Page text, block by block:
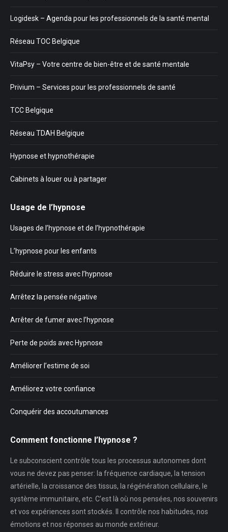
Logidesk – Agenda pour les professionnels de la santé mental
Réseau TOC Belgique
VitaPsy – Votre centre de bien-être et de santé mentale
Privium – Services pour les professionnels de santé
TCC Belgique
Réseau TDAH Belgique
Hypnose et hypnothérapie
Cabinets à louer ou à partager
Usage de l’hypnose
Usages de l’hypnose et de l’hypnothérapie
L’hypnose pour les enfants
Réduire le stress avec l’hypnose
Arrêtez la pensée négative
Arrêter de fumer avec l’hypnose
Perte de poids avec Hypnose
Améliorer l’estime de soi
Améliorez votre confiance
Conquérir des accoutumances
Comment fonctionne l’hypnose ?
Le subconscient contrôle tous les processus autonomes dont
vous ne devez pas penser: la fréquence cardiaque, la tension
artérielle, la croissance des tissus, la régénération cellulaire, le
système immunitaire, etc. C’est là où nos pensées, nos souvenirs
et vos expériences sont stockés. Il contrôle nos habitudes, nos
émotions et nos réponses au monde extérieur.